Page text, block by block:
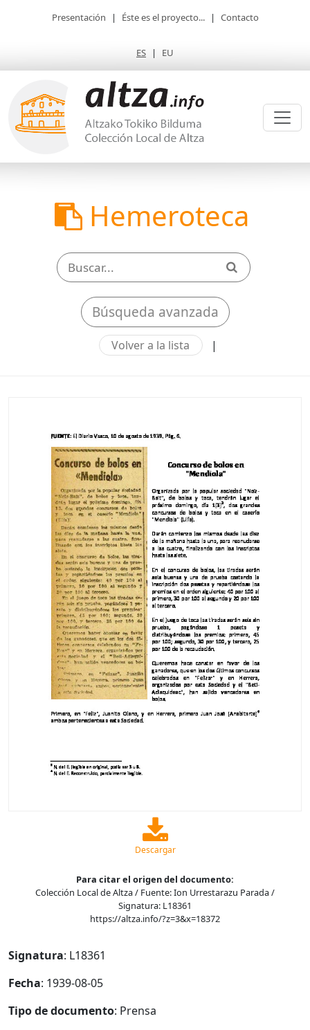
Presentación | Éste es el proyecto... | Contacto
ES | EU
Hemeroteca
Búsqueda avanzada
Volver a la lista |
Descargar
Para citar el origen del documento:
Colección Local de Altza / Fuente: Ion Urrestarazu Parada /
Signatura: L18361
https://altza.info/?z=3&x=18372
Signatura: L18361
Fecha: 1939-08-05
Tipo de documento: Prensa